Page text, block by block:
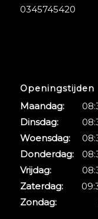
0345745420
Openingstijden
Maandag:
Dinsdag:
Woensdag:
Donderdag:
Vrijdag:
Zaterdag:
Zondag: